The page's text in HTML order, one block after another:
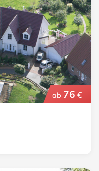
ab 76 €